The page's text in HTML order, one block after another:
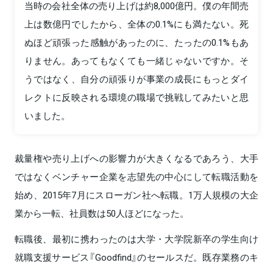
当時の会社全体の売り上げは約8,000億円。僕の年間売
上は数億円でしたから、全体の0.1%にも満たない。死
ぬほど頑張った感触があったのに、たったの0.1%もあ
りません。あってもなくても一緒じゃないですか。そ
うではなく、自分の頑張りが事業の成長にもっとダイ
レクトに反映される環境の職場で挑戦してみたいと思
いました。
裁量権や売り上げへの影響力が大きくなるであろう、大手
ではなくベンチャー企業を志望先の中心にして転職活動を
始め、2015年7月にスローガン社へ転職。1万人規模の大企
業から一転、社員数は50人ほどになった。
転職後、最初に携わったのは大学・大学院新卒の学生向け
就職支援サービス『Goodfind』のセールスだ。既存業務のキ